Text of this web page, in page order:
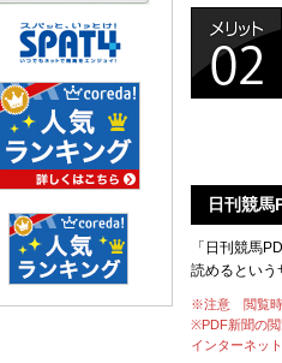
日刊競馬
「日刊競馬
読めるという
※注意 閲覧時
※PDF新聞の閲
インターネッ